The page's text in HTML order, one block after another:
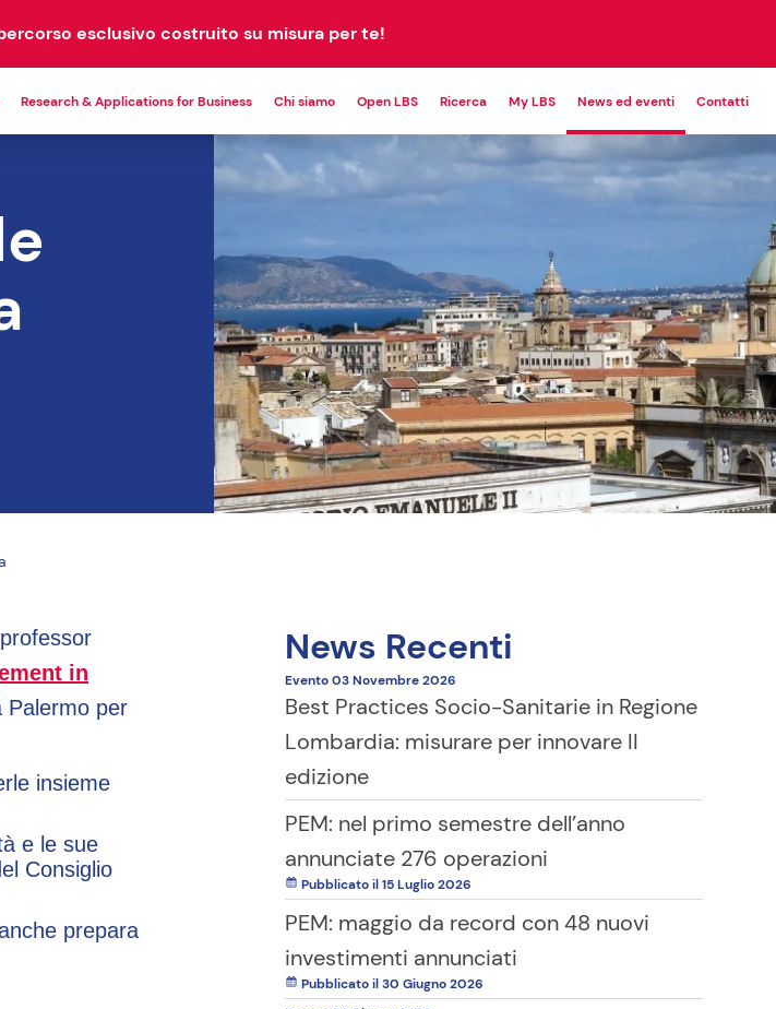
esclusivo costruito su misura per te!
disponibili
disponibili
CUSTOM
PROGRAM
Research & Applications for Business
EMPOWERING
COMPETITIVENESS
Chi siamo Open LBS Ricerca My LBS News ed eventi Contatti
in
Palermo per
insieme
e le sue
Consiglio
prepara
News Recenti
Evento 03 Novembre 2026
Best Practices Socio-Sanitarie in Regione
Lombardia: misurare per innovare II
edizione
PEM: nel primo semestre dell’anno
annunciate 276 operazioni
Pubblicato il 15 Luglio 2026
PEM: maggio da record con 48 nuovi
investimenti annunciati
Pubblicato il 30 Giugno 2026